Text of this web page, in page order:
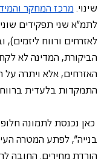
שינוי. מרכז המחקר
לתמ"א שני תפקידים
לאזרחים ורווח
הביקורת, המדינה לא
האזרחים, אלא ויתרה
התמקדות בלעדית
כאן נכנסת לתמונה
בנייה", לפתע המטרה
הורדת מחירים. החובה